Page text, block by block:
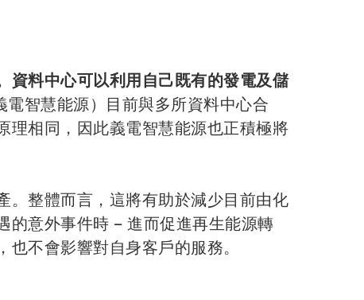
資料中心可以利用自己既有的發電及儲
電智慧能源）目前與多所資料中心合
理相同，因此義電智慧能源也正積極將
。整體而言，這將有助於減少目前由化
的意外事件時 – 進而促進再生能源轉
不會影響對自身客戶的服務。